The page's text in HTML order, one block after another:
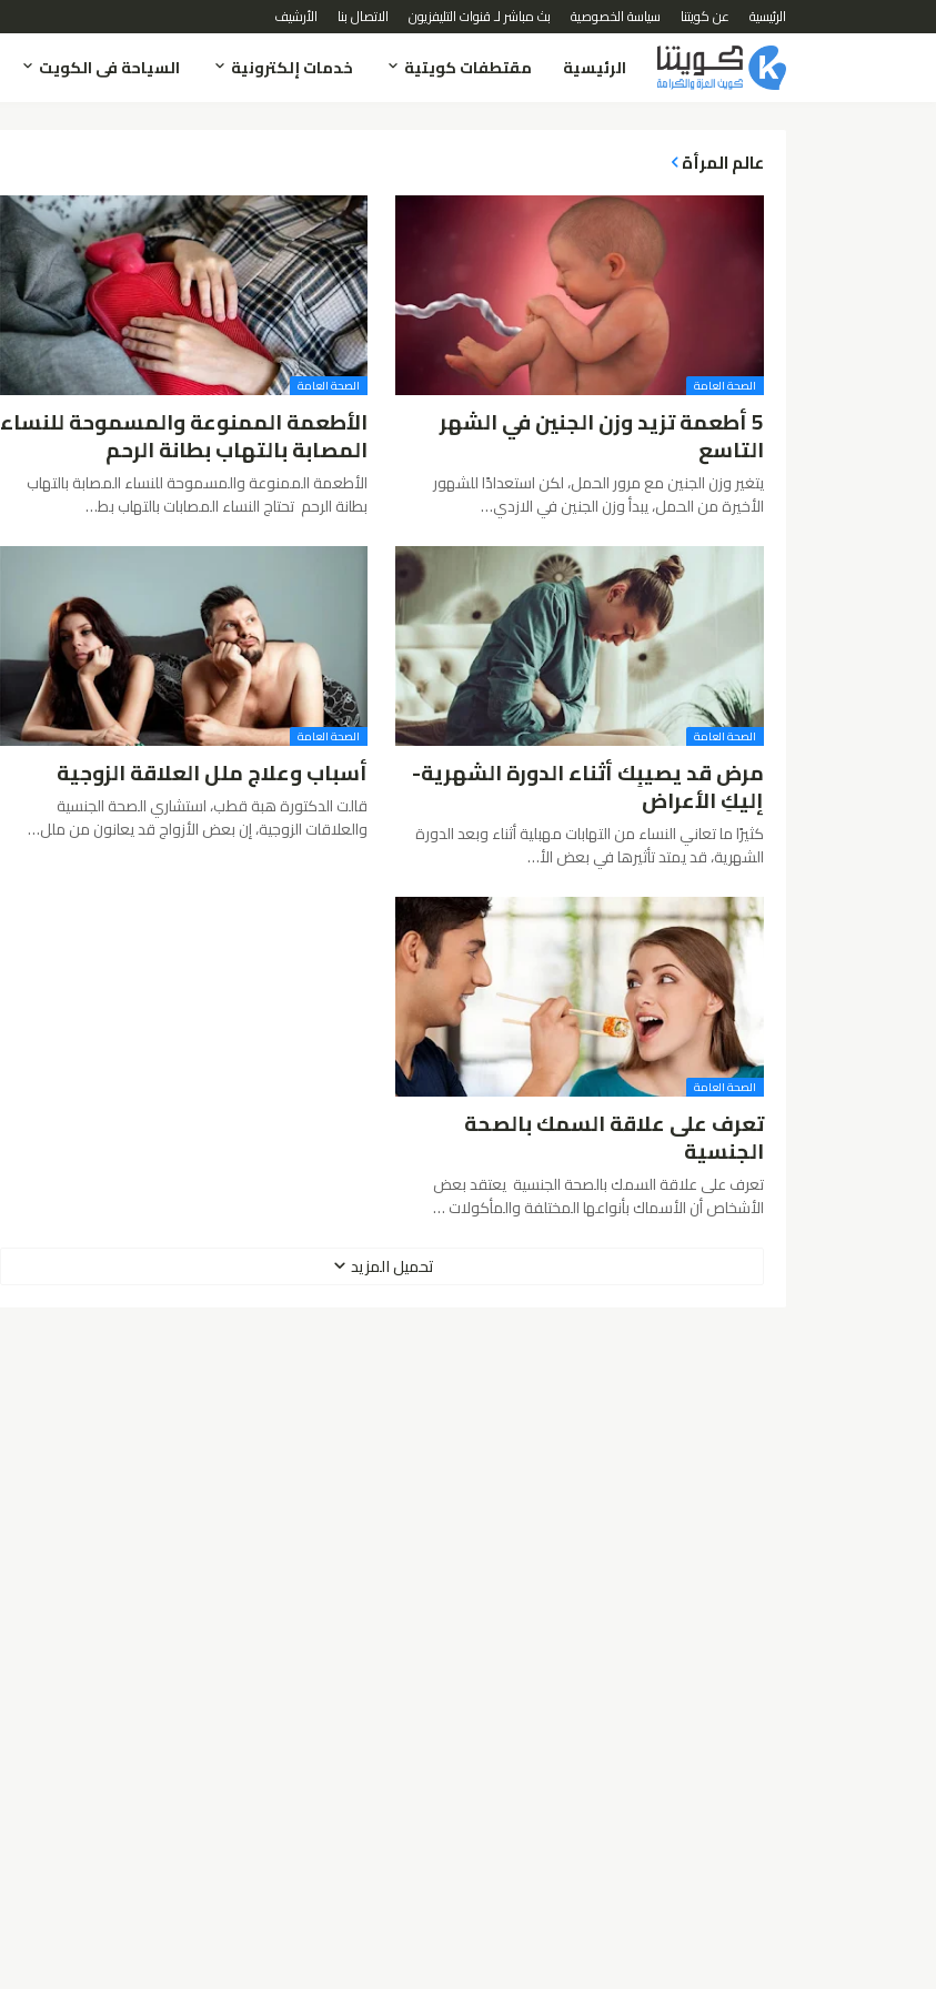
الرئيسية عن كويتنا سياسة الخصوصية بث مباشر لـ قنوات التليفزيون الاتصال بنا الأرشيف
الرئيسية مقتطفات كويتية خدمات إلكترونية السياحة فى الكويت
عالم المرأة
الصحة العامة
5 أطعمة تزيد وزن الجنين في الشهر
التاسع
يتغير وزن الجنين مع مرور الحمل، لكن استعدادًا للشهور
الأخيرة من الحمل، يبدأ وزن الجنين في الازدي…
الصحة العامة
الأطعمة الممنوعة والمسموحة للنساء
المصابة بالتهاب بطانة الرحم
الأطعمة الممنوعة والمسموحة للنساء المصابة بالتهاب
بطانة الرحم تحتاج النساء المصابات بالتهاب بط…
الصحة العامة
مرض قد يصيبِك أثناء الدورة الشهرية-
إليكِ الأعراض
كثيرًا ما تعاني النساء من التهابات مهبلية أثناء وبعد الدورة
الشهرية، قد يمتد تأثيرها في بعض الأ…
الصحة العامة
أسباب وعلاج ملل العلاقة الزوجية
قالت الدكتورة هبة قطب، استشاري الصحة الجنسية
والعلاقات الزوجية، إن بعض الأزواج قد يعانون من ملل…
الصحة العامة
تعرف على علاقة السمك بالصحة
الجنسية
تعرف على علاقة السمك بالصحة الجنسية يعتقد بعض
الأشخاص أن الأسماك بأنواعها المختلفة والمأكولات …
تحميل المزيد